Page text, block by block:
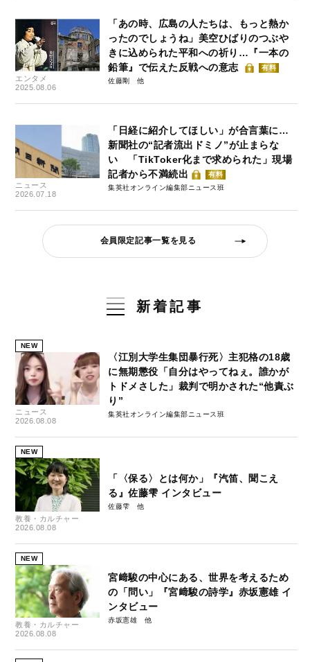
エンタメ
2025.08.06
「あの時、広島の人たちは、もっと熱か
ったのでしょうね」美空ひばりのつぶや
きに込められた平和への祈り…『一本の
鉛筆』で伝えた反戦への意志
有料
佐藤剛
ニュース
2026.07.18
「日経に紹介してほしい」が合言葉に…
新聞社の“記者流出ドミノ”が止まらな
い 「TikToker化まで求められた」現場
記者から不満続出
有料
集英社オンライン編集部ニュース班
会員限定記事一覧を見る
新着記事
NEW
ニュース
2026.08.08
〈江別大学生集団暴行死〉主犯格の18歳
に無期懲役「自分はやってねぇ。誰かが
トドメさした」裁判で明かされた“他責ぶ
り”
集英社オンライン編集部ニュース班
NEW
教養・カルチャー
2026.08.08
「〈保る〉とは何か」『汽笛、聞こえ
る』佐藤雫 インタビュー
佐藤雫
NEW
教養・カルチャー
2026.08.08
宮﨑駿の中心にある、世界を考えるため
の「問い」『宮﨑駿の詩学』赤坂憲雄 イ
ンタビュー
赤坂憲雄